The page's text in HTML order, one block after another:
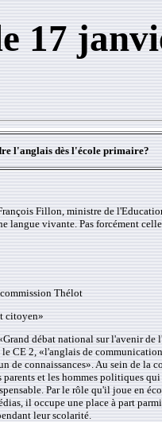
17
l'anglais dès l'école primaire?
Fillon, ministre de
langue vivante. Pas forcément celle
commission Thélot
citoyen»
débat national sur l'avenir de
le CE 2, «l'anglais de
de connaissances». Au sein de la
et les hommes politiques
Par le rôle qu'il joue en
il occupe une place à part
leur scolarité.